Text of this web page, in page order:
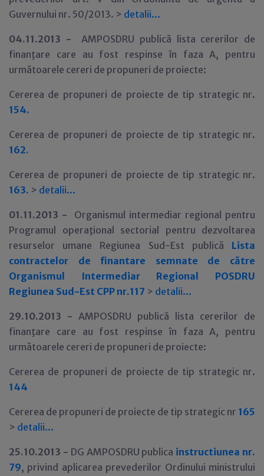
Guvernului nr. 50/2013. > detalii...
04.11.2013 -AMPOSDRU publică lista cererilor de
finanţare care au fost respinse în faza A, pentru
următoarele cereri de propuneri de proiecte:
Cererea de propuneri de proiecte de tip strategic nr.
154.
Cererea de propuneri de proiecte de tip strategic nr.
162.
Cererea de propuneri de proiecte de tip strategic nr.
163. > detalii...
01.11.2013 - Organismul intermediar regional pentru
Programul operaţional sectorial pentru dezvoltarea
resurselor umane Regiunea Sud-Est publică Lista
contractelor de finantare semnate de către
Organismul Intermediar Regional POSDRU
Regiunea Sud-Est CPP nr.117 > detalii...
29.10.2013 - AMPOSDRU publică lista cererilor de
finanţare care au fost respinse în faza A, pentru
următoarele cereri de propuneri de proiecte:
Cererea de propuneri de proiecte de tip strategic nr.
144
Cererea de propuneri de proiecte de tip strategic nr 165
> detalii...
25.10.2013 - DG AMPOSDRU publica instructiunea nr.
79, privind aplicarea prevederilor Ordinului ministrului